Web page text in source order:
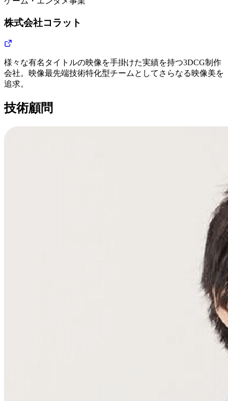
株式会社コラット
様々な有名タイトルの映像を手掛けた実績を持つ3DCG制作
会社。映像最先端技術特化型チームとしてさらなる映像美を
追求。
技術顧問